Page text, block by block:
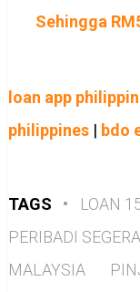
Sehingga
loan app
philippines| bdo
TAGS • LOAN
PERIBADI
MALAYSIA